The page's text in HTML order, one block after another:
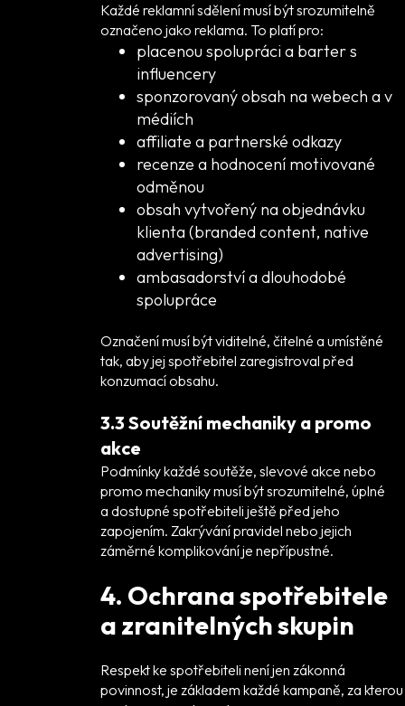
Každé reklamní sdělení musí být srozumitelně
označeno jako reklama. To platí pro:
placenou spolupráci a barter s
influencery
sponzorovaný obsah na webech a v
médiích
affiliate a partnerské odkazy
recenze a hodnocení motivované
odměnou
obsah vytvořený na objednávku
klienta (branded content, native
advertising)
ambasadorství a dlouhodobé
spolupráce
Označení musí být viditelné, čitelné a umístěné
tak, aby jej spotřebitel zaregistroval před
konzumací obsahu.
3.3 Soutěžní mechaniky a promo
akce
Podmínky každé soutěže, slevové akce nebo
promo mechaniky musí být srozumitelné, úplné
a dostupné spotřebiteli ještě před jeho
zapojením. Zakrývání pravidel nebo jejich
záměrné komplikování je nepřípustné.
4. Ochrana spotřebitele
a zranitelných skupin
Respekt ke spotřebiteli není jen zákonná
povinnost, je základem každé kampaně, za kterou